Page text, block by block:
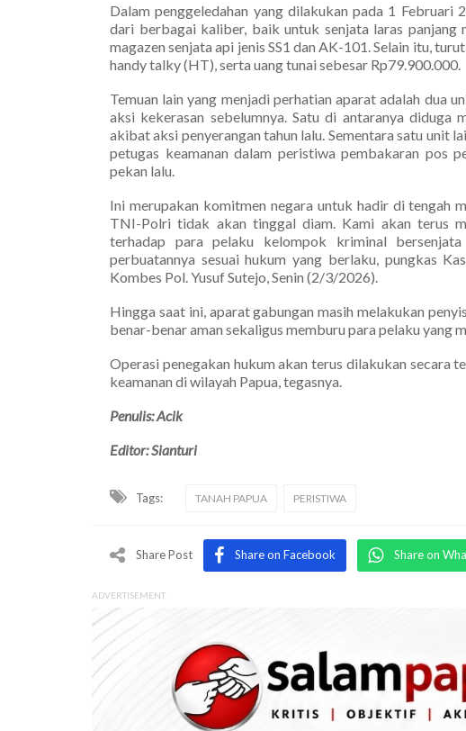
Dalam penggeledahan yang dilakukan pada 1 Februari
dari berbagai kaliber, baik untuk senjata laras panjang
magazen senjata api jenis SS1 dan AK-101. Selain itu,
handy talky (HT), serta uang tunai sebesar Rp79.900.000.
Temuan lain yang menjadi perhatian aparat adalah dua
aksi kekerasan sebelumnya. Satu di antaranya
akibat aksi penyerangan tahun lalu. Sementara satu unit
petugas keamanan dalam peristiwa pembakaran pos
pekan lalu.
Ini merupakan komitmen negara untuk hadir di tengah
TNI-Polri tidak akan tinggal diam. Kami akan terus
terhadap para pelaku kelompok kriminal bersenjata
perbuatannya sesuai hukum yang berlaku, pungkas
Kombes Pol. Yusuf Sutejo, Senin (2/3/2026).
Hingga saat ini, aparat gabungan masih melakukan
benar-benar aman sekaligus memburu para pelaku yang
Operasi penegakan hukum akan terus dilakukan secara
keamanan di wilayah Papua, tegasnya.
Penulis: Acik
Editor: Sianturi
Tags: TANAH PAPUA PERISTIWA
Share Post Share on Facebook Share on
ADVERTISEMENT